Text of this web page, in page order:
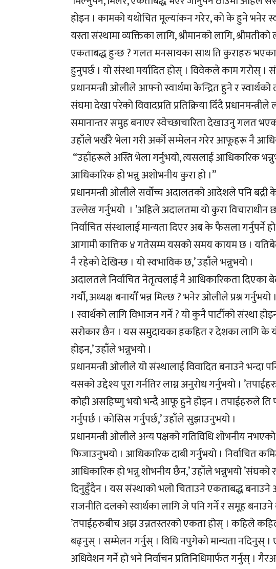
होइन । कामको यथोचित मूल्यांकन गरेर, को के हुने भनेर
यस्ता संस्थामा व्यक्तिका लागि, श्रीमानको लागि,
एकताबद्ध हुन्छ ? गलत मनसायका साथ ति कुराहरु
हुनुपर्छ । यो संस्था मर्यादित होस् । विवेकले काम गरोस्
प्रधानमन्त्री ओलीले आफ्नो स्वार्थमा केन्द्रित हुने र
संघमा देखा परेको विवादप्रति प्रतिक्रिया दिँदै
समानान्तर समुह बनाएर स्वेच्छाचारिता देखाउनु गलत
उहाँले भर्खरै भेला गरी अर्को सम्मेलन गरेर आफूहरू नै
“उहाँहरूले अस्ति भेला गर्नुभयो, त्यसलाई आधिकारिक
आधिकारिक हो भन्नु अशोभनीय कुरा हो ।”
प्रधानमन्त्री ओलीले सर्वोच्च अदालतको आदेशले पनि
उल्लेख गर्नुभयो । ’अहिले अदालतमा यो कुरा
निर्वाचित संस्थालाई मान्यता दिएर अब के फैसला
आगामी कात्तिक ४ गतेसम्म यसको समय कायम छ ।
नै रहेको देखिन्छ । यो स्वभाविक छ,’ उहाँले भन्नुभयो ।
अदालतले निर्वाचित नेतृत्वलाई नै आधिकारिकता
गर्यौ, अध्यक्ष बनायौँ भन्न मिल्छ ? भनेर ओलीले प्रश्न
। स्वार्थको लागि विभाजन गर्ने ? यो कुनै पार्टीको संस्था
सरोकार छैन । यस समुदायका हकहित र देशका लागि के
होइन,’ उहाँले भन्नुभयो ।
प्रधानमन्त्री ओलीले यो संस्थालाई विवादित बनाउने
यसको उद्देश्य पूरा गर्नतिर लाग्न अनुरोध गर्नुभयो ।
कोही असहिष्णु भयो भन्दै आफू हुने होइन । तपाईहरुले ति
गर्नुपर्छ । कोसिस गर्नुपर्छ,’ उहाँले सुझाउनुभयो ।
प्रधानमन्त्री ओलीले अन्य पक्षको गतिविधि शोभनीय
फिजाउनुभयो । आधिकारिक दाबी गर्नुभयो । निर्वाचित
आधिकारिक हो भन्नु शोभनीय छैन,’ उहाँले भन्नुभयो ’संघको
दिनुहुँदैन । यस संस्थाको भलो चिताउने एकताबद्ध बनाउने
राजनीति दलको स्वार्थका लागि जे पनि गर्ने र समूह
’तपाईहरुबीच अझ उन्नतस्तरको एकता होस् । कहिले
बढ्नुस् । सम्मेलन गर्नुस् । विधि नपुगेको मान्यता नदिनुस् ।
अधिवेशन गर्ने हो भने निर्वाचन प्रतिनिधिमार्फत गर्नुस्